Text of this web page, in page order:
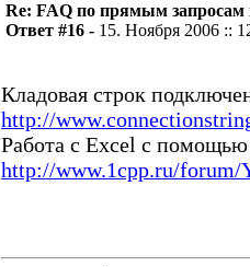
Re: FAQ по прямым
Ответ #16 - 15. Ноября 2006 ::
Кладовая строк
http://
Работа с Excel c
http://www.1cpp.ru/forum/